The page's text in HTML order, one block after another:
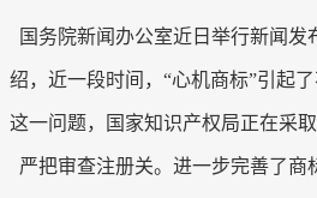
国务院新闻办公室近日举行新闻发
绍，近一段时间，“心机商标”引起
这一问题，国家知识产权局正在采
严把审查注册关。进一步完善了商